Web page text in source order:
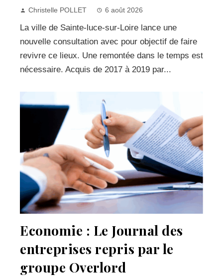
Christelle POLLET 6 août 2026
La ville de Sainte-luce-sur-Loire lance une
nouvelle consultation avec pour objectif de faire
revivre ce lieux. Une remontée dans le temps est
nécessaire. Acquis de 2017 à 2019 par...
Economie : Le Journal des
entreprises repris par le
groupe Overlord